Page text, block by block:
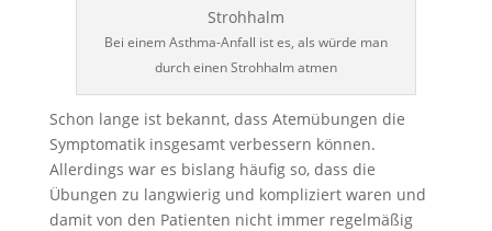
Bei einem Asthma-Anfall ist es, als würde man
durch einen Strohhalm atmen
Schon lange ist bekannt, dass Atemübungen die
Symptomatik insgesamt verbessern können.
Allerdings war es bislang häufig so, dass die
Übungen zu langwierig und kompliziert waren und
damit von den Patienten nicht immer regelmäßig